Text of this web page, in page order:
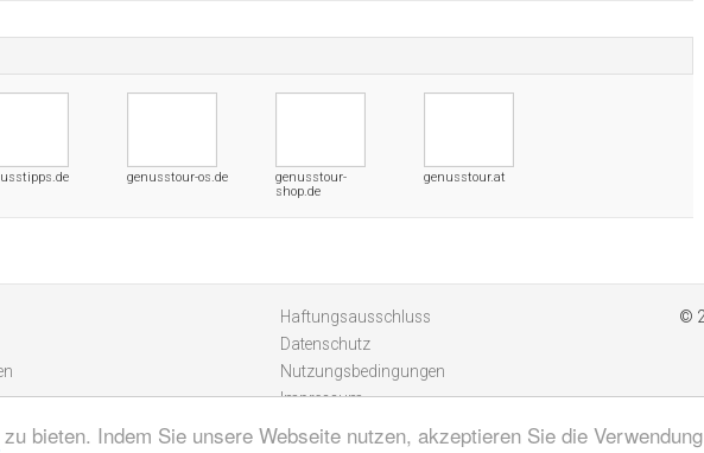
bieten. Indem Sie unsere Webseite nutzen, akzeptieren Sie die
genusstour-os.de
genusstour-
shop.de
genusstour.at
Haftungsausschluss
Datenschutz
Nutzungsbedingungen
Impressum
©